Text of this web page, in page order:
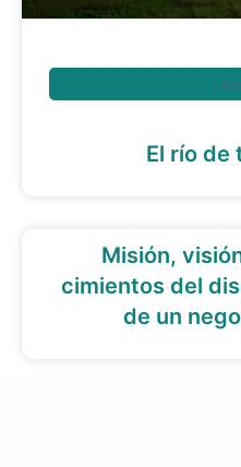
El río de
Misión,
cimientos del
de un